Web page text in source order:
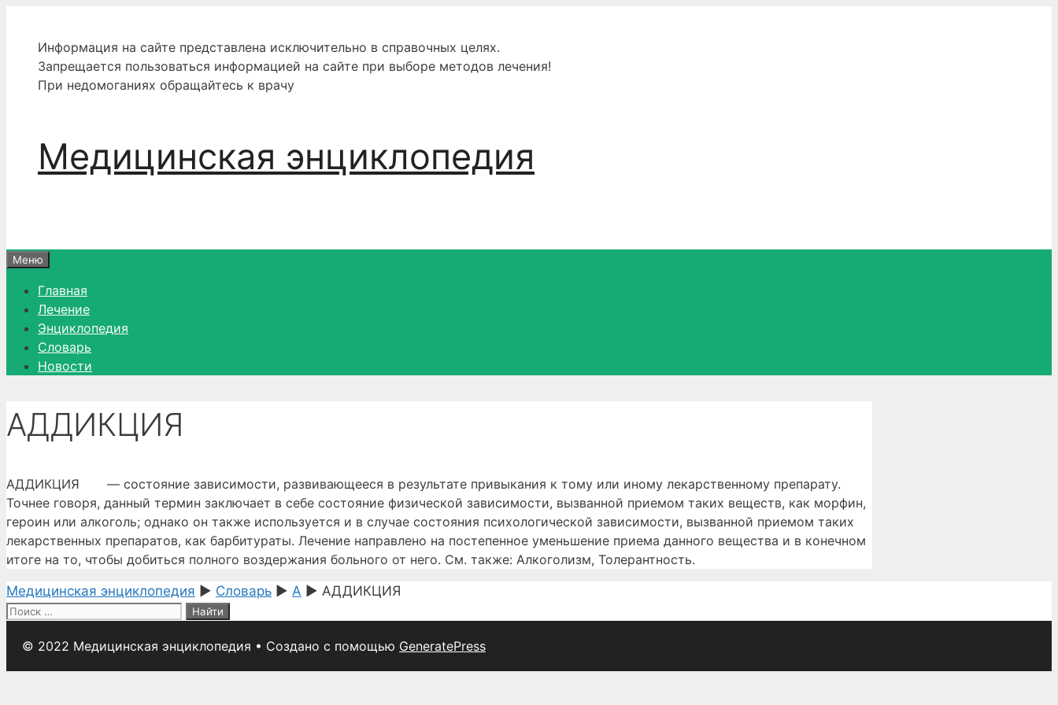
содержимому
Информация на сайте представлена исключительно в справочных целях.
Запрещается пользоваться информацией на сайте при выборе методов лечения!
При недомоганиях обращайтесь к врачу
Медицинская энциклопедия
Меню
Главная
Лечение
Энциклопедия
Словарь
Новости
АДДИКЦИЯ
АДДИКЦИЯ — состояние зависимости, развивающееся в результате привыкания к тому или иному лекарственному препарату.
Точнее говоря, данный термин заключает в себе состояние физической зависимости, вызванной приемом таких веществ, как морфин,
героин или алкоголь; однако он также используется и в случае состояния психологической зависимости, вызванной приемом таких
лекарственных препаратов, как барбитураты. Лечение направлено на постепенное уменьшение приема данного вещества и в конечном
итоге на то, чтобы добиться полного воздержания больного от него. См. также: Алкоголизм, Толерантность.
Медицинская энциклопедия ► Словарь ► А ► АДДИКЦИЯ
Поиск:
© 2022 Медицинская энциклопедия • Создано с помощью GeneratePress